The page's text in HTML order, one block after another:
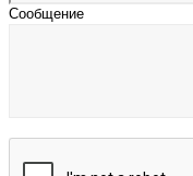
Сообщение